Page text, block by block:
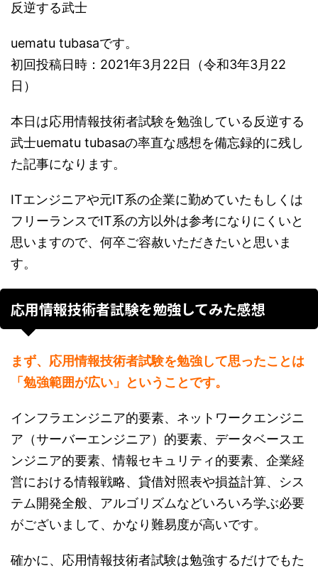
反逆する武士
uematu tubasaです。
初回投稿日時：2021年3月22日（令和3年3月22
日）
本日は応用情報技術者試験を勉強している反逆する
武士uematu tubasaの率直な感想を備忘録的に残し
た記事になります。
ITエンジニアや元IT系の企業に勤めていたもしくは
フリーランスでIT系の方以外は参考になりにくいと
思いますので、何卒ご容赦いただきたいと思いま
す。
応用情報技術者試験を勉強してみた感想
まず、応用情報技術者試験を勉強して思ったことは
「勉強範囲が広い」ということです。
インフラエンジニア的要素、ネットワークエンジニ
ア（サーバーエンジニア）的要素、データベースエ
ンジニア的要素、情報セキュリティ的要素、企業経
営における情報戦略、貸借対照表や損益計算、シス
テム開発全般、アルゴリズムなどいろいろ学ぶ必要
がございまして、かなり難易度が高いです。
確かに、応用情報技術者試験は勉強するだけでもた